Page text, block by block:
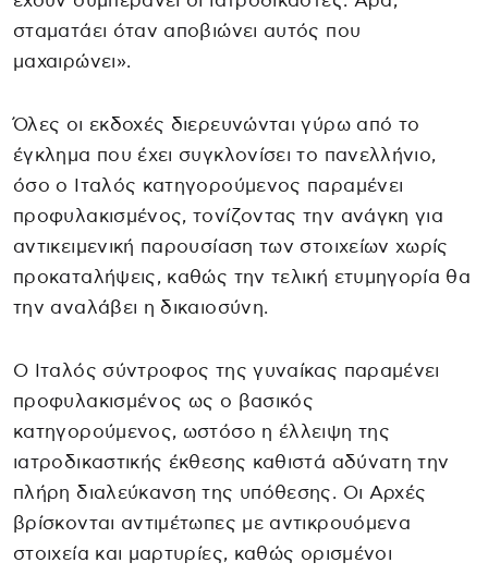
σταματάει όταν αποβιώνει αυτός που
μαχαιρώνει».
Όλες οι εκδοχές διερευνώνται γύρω από το
έγκλημα που έχει συγκλονίσει το πανελλήνιο,
όσο ο Ιταλός κατηγορούμενος παραμένει
προφυλακισμένος, τονίζοντας την ανάγκη για
αντικειμενική παρουσίαση των στοιχείων χωρίς
προκαταλήψεις, καθώς την τελική ετυμηγορία θα
την αναλάβει η δικαιοσύνη.
Ο Ιταλός σύντροφος της γυναίκας παραμένει
προφυλακισμένος ως ο βασικός
κατηγορούμενος, ωστόσο η έλλειψη της
ιατροδικαστικής έκθεσης καθιστά αδύνατη την
πλήρη διαλεύκανση της υπόθεσης. Οι Αρχές
βρίσκονται αντιμέτωπες με αντικρουόμενα
στοιχεία και μαρτυρίες, καθώς ορισμένοι